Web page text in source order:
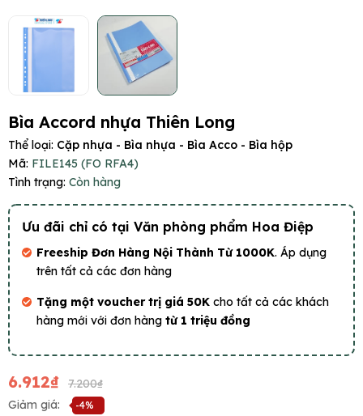
Bìa Accord nhựa Thiên Long
Thể loại: Cặp nhựa - Bìa nhựa - Bìa Acco - Bìa hộp
Mã: FILE145 (FO RFA4)
Tình trạng: Còn hàng
Ưu đãi chỉ có tại Văn phòng phẩm Hoa Điệp
Freeship Đơn Hàng Nội Thành Từ 1000K. Áp dụng
trên tất cả các đơn hàng
Tặng một voucher trị giá 50K cho tất cả các khách
hàng mới với đơn hàng từ 1 triệu đồng
6.912₫
7.200₫
Giảm giá:
-4%